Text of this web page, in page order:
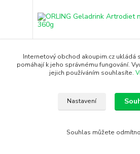
ORLING Geladrink Artrodiet nápoj
Internetový obchod akoupim.cz ukládá
pomáhají k jeho správnému fungování.
jejich používáním souhlasíte.
Nastavení
Souhlas můžete